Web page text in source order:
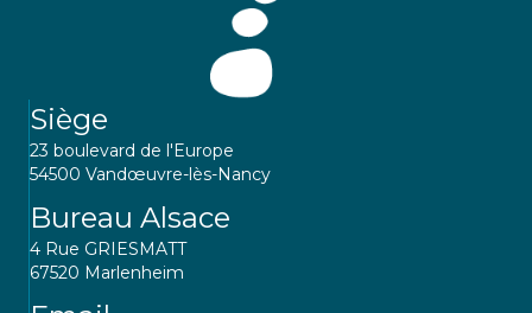
Siège
23 boulevard de l'Europe
54500 Vandœuvre-lès-Nancy
Bureau Alsace
4 Rue GRIESMATT
67520 Marlenheim